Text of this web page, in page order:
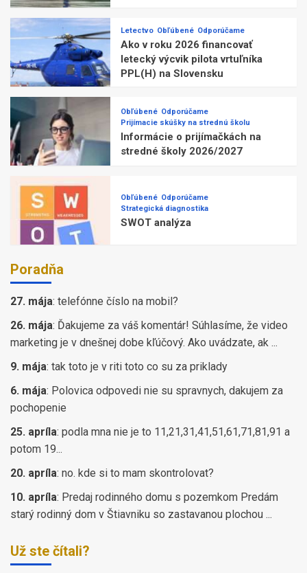
Letectvo Obľúbené Odporúčame
Ako v roku 2026 financovať
letecký výcvik pilota vrtuľníka
PPL(H) na Slovensku
Obľúbené Odporúčame
Prijímacie skúšky na strednú školu
Informácie o prijímačkách na
stredné školy 2026/2027
Obľúbené Odporúčame
Strategická diagnostika
SWOT analýza
Poradňa
27. mája: telefónne číslo na mobil?
26. mája: Ďakujeme za váš komentár! Súhlasíme, že video
marketing je v dnešnej dobe kľúčový. Ako uvádzate, ak ...
9. mája: tak toto je v riti toto co su za priklady
6. mája: Polovica odpovedi nie su spravnych, dakujem za
pochopenie
25. apríla: podla mna nie je to 11,21,31,41,51,61,71,81,91 a
potom 19...
20. apríla: no. kde si to mam skontrolovat?
10. apríla: Predaj rodinného domu s pozemkom Predám
starý rodinný dom v Štiavniku so zastavanou plochou ...
Už ste čítali?